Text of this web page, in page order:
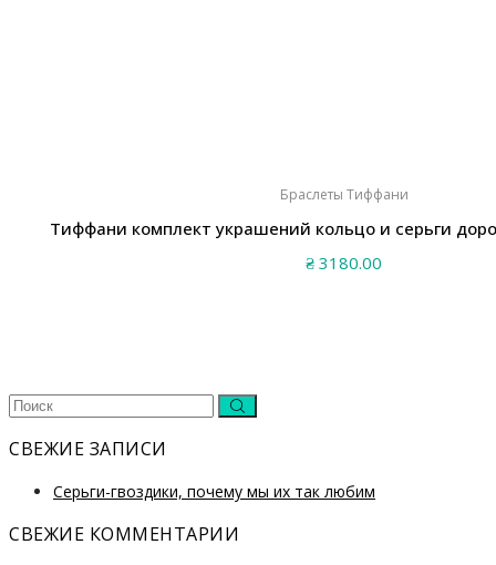
Браслеты Тиффани
Тиффани комплект украшений кольцо и серьги
₴ 3180.00
СВЕЖИЕ ЗАПИСИ
Серьги-гвоздики, почему мы их так любим
СВЕЖИЕ КОММЕНТАРИИ